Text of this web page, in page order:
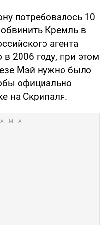
потребовалось 10
Кремль в
агента
2006 году, при этом
Мэй нужно было
официально
на Скрипаля.